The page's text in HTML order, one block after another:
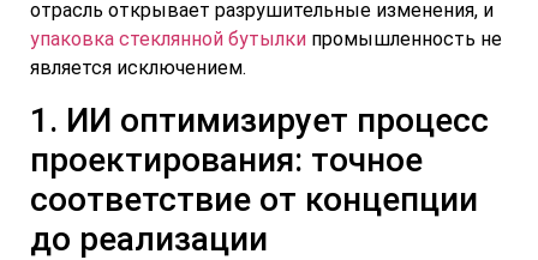
отрасль открывает разрушительные изменения, и
упаковка стеклянной бутылки промышленность не
является исключением.
1. ИИ оптимизирует процесс
проектирования: точное
соответствие от концепции
до реализации